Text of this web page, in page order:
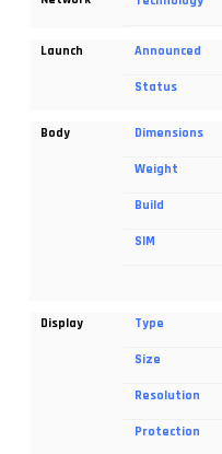
Launch Announced
Status
Body Dimensions
Weight
Build
SIM
Display Type
Size
Resolution
Protection